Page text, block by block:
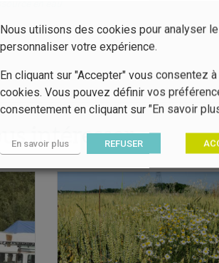
intéresser
Nous utilisons des cookies pour analyser
personnaliser votre expérience.
En cliquant sur "Accepter" vous consentez
cookies. Vous pouvez définir vos
consentement en cliquant sur "En savoir
En savoir plus REFUSER